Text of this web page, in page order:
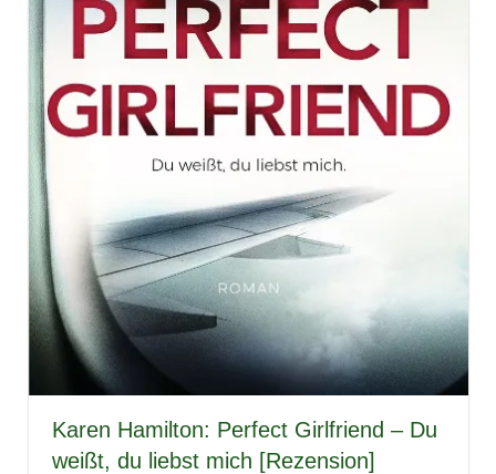
Karen Hamilton: Perfect Girlfriend – Du
weißt, du liebst mich [Rezension]